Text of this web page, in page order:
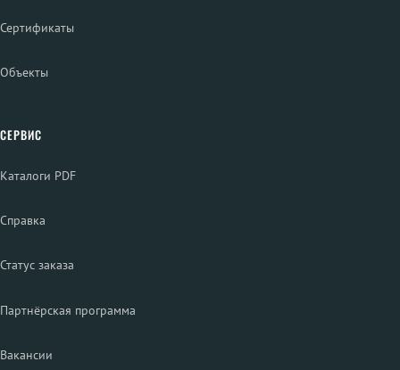
Сертификаты
Объекты
СЕРВИС
Каталоги PDF
Справка
Статус заказа
Партнёрская программа
Вакансии